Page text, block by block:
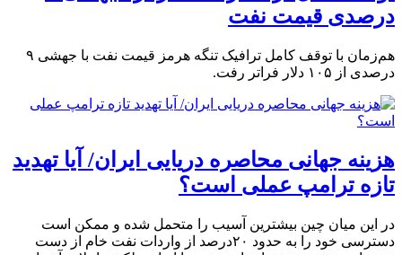
درصدی قیمت نفت
هم‌زمان با توقف کامل ترافیک تنگه هرمز قیمت نفت با جهشی ۹
درصدی از ۱۰۵ دلار فراتر رفت.
هزینه جهانی محاصره دریایی ایران/ آیا تهدید
تازه ترامپ عملی است؟
در این میان چین بیشترین آسیب را متحمل شده و ممکن است
دسترسی خود را به حدود ۲۰درصد از واردات نفت خام از دست